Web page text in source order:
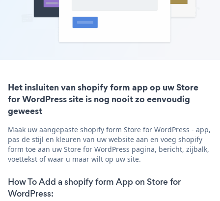
Het insluiten van shopify form app op uw Store
for WordPress site is nog nooit zo eenvoudig
geweest
Maak uw aangepaste shopify form Store for WordPress - app,
pas de stijl en kleuren van uw website aan en voeg shopify
form toe aan uw Store for WordPress pagina, bericht, zijbalk,
voettekst of waar u maar wilt op uw site.
How To Add a shopify form App on Store for
WordPress: